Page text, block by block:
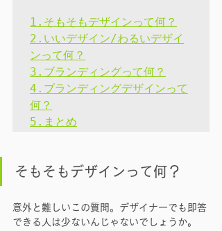
1.そもそもデザインって何？
2.いいデザイン/わるいデザイ
ンって何？
3.ブランディングって何？
4.ブランディングデザインって
何？
5.まとめ
そもそもデザインって何？
意外と難しいこの質問。デザイナーでも即答
できる人は少ないんじゃないでしょうか。